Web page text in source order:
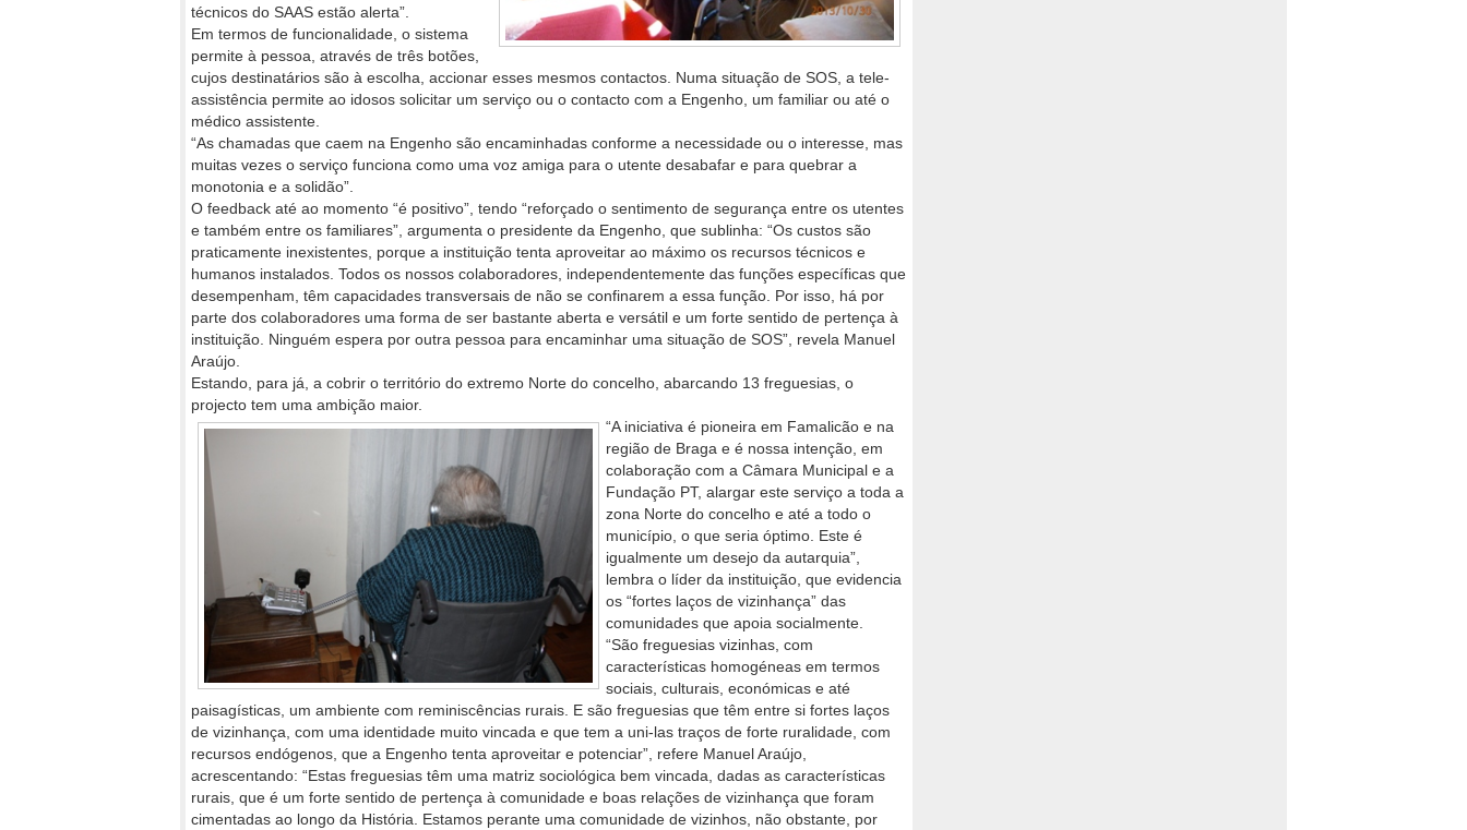
técnicos do SAAS estão alerta”.
Em termos de funcionalidade, o sistema
permite à pessoa, através de três botões,
cujos destinatários são à escolha, accionar esses mesmos contactos. Numa situação de SOS, a tele-
assistência permite ao idosos solicitar um serviço ou o contacto com a Engenho, um familiar ou até o
médico assistente.
“As chamadas que caem na Engenho são encaminhadas conforme a necessidade ou o interesse, mas
muitas vezes o serviço funciona como uma voz amiga para o utente desabafar e para quebrar a
monotonia e a solidão”.
O feedback até ao momento “é positivo”, tendo “reforçado o sentimento de segurança entre os utentes
e também entre os familiares”, argumenta o presidente da Engenho, que sublinha: “Os custos são
praticamente inexistentes, porque a instituição tenta aproveitar ao máximo os recursos técnicos e
humanos instalados. Todos os nossos colaboradores, independentemente das funções específicas que
desempenham, têm capacidades transversais de não se confinarem a essa função. Por isso, há por
parte dos colaboradores uma forma de ser bastante aberta e versátil e um forte sentido de pertença à
instituição. Ninguém espera por outra pessoa para encaminhar uma situação de SOS”, revela Manuel
Araújo.
Estando, para já, a cobrir o território do extremo Norte do concelho, abarcando 13 freguesias, o
projecto tem uma ambição maior.
“A iniciativa é pioneira em Famalicão e na
região de Braga e é nossa intenção, em
colaboração com a Câmara Municipal e a
Fundação PT, alargar este serviço a toda a
zona Norte do concelho e até a todo o
município, o que seria óptimo. Este é
igualmente um desejo da autarquia”,
lembra o líder da instituição, que evidencia
os “fortes laços de vizinhança” das
comunidades que apoia socialmente.
“São freguesias vizinhas, com
características homogéneas em termos
sociais, culturais, económicas e até
paisagísticas, um ambiente com reminiscências rurais. E são freguesias que têm entre si fortes laços
de vizinhança, com uma identidade muito vincada e que tem a uni-las traços de forte ruralidade, com
recursos endógenos, que a Engenho tenta aproveitar e potenciar”, refere Manuel Araújo,
acrescentando: “Estas freguesias têm uma matriz sociológica bem vincada, dadas as características
rurais, que é um forte sentido de pertença à comunidade e boas relações de vizinhança que foram
cimentadas ao longo da História. Estamos perante uma comunidade de vizinhos, não obstante, por